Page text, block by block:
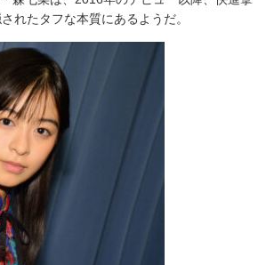
れたタフな本質にあるようだ。